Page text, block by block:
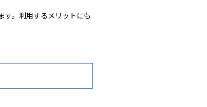
す。利用するメリットにも